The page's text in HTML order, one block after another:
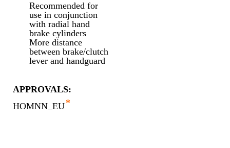
Recommended for
use in conjunction
with radial hand
brake cylinders
More distance
between brake/clutch
lever and handguard
APPROVALS:
HOMNN_EU*